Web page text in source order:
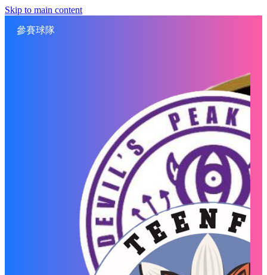
Skip to main content
參賽球隊